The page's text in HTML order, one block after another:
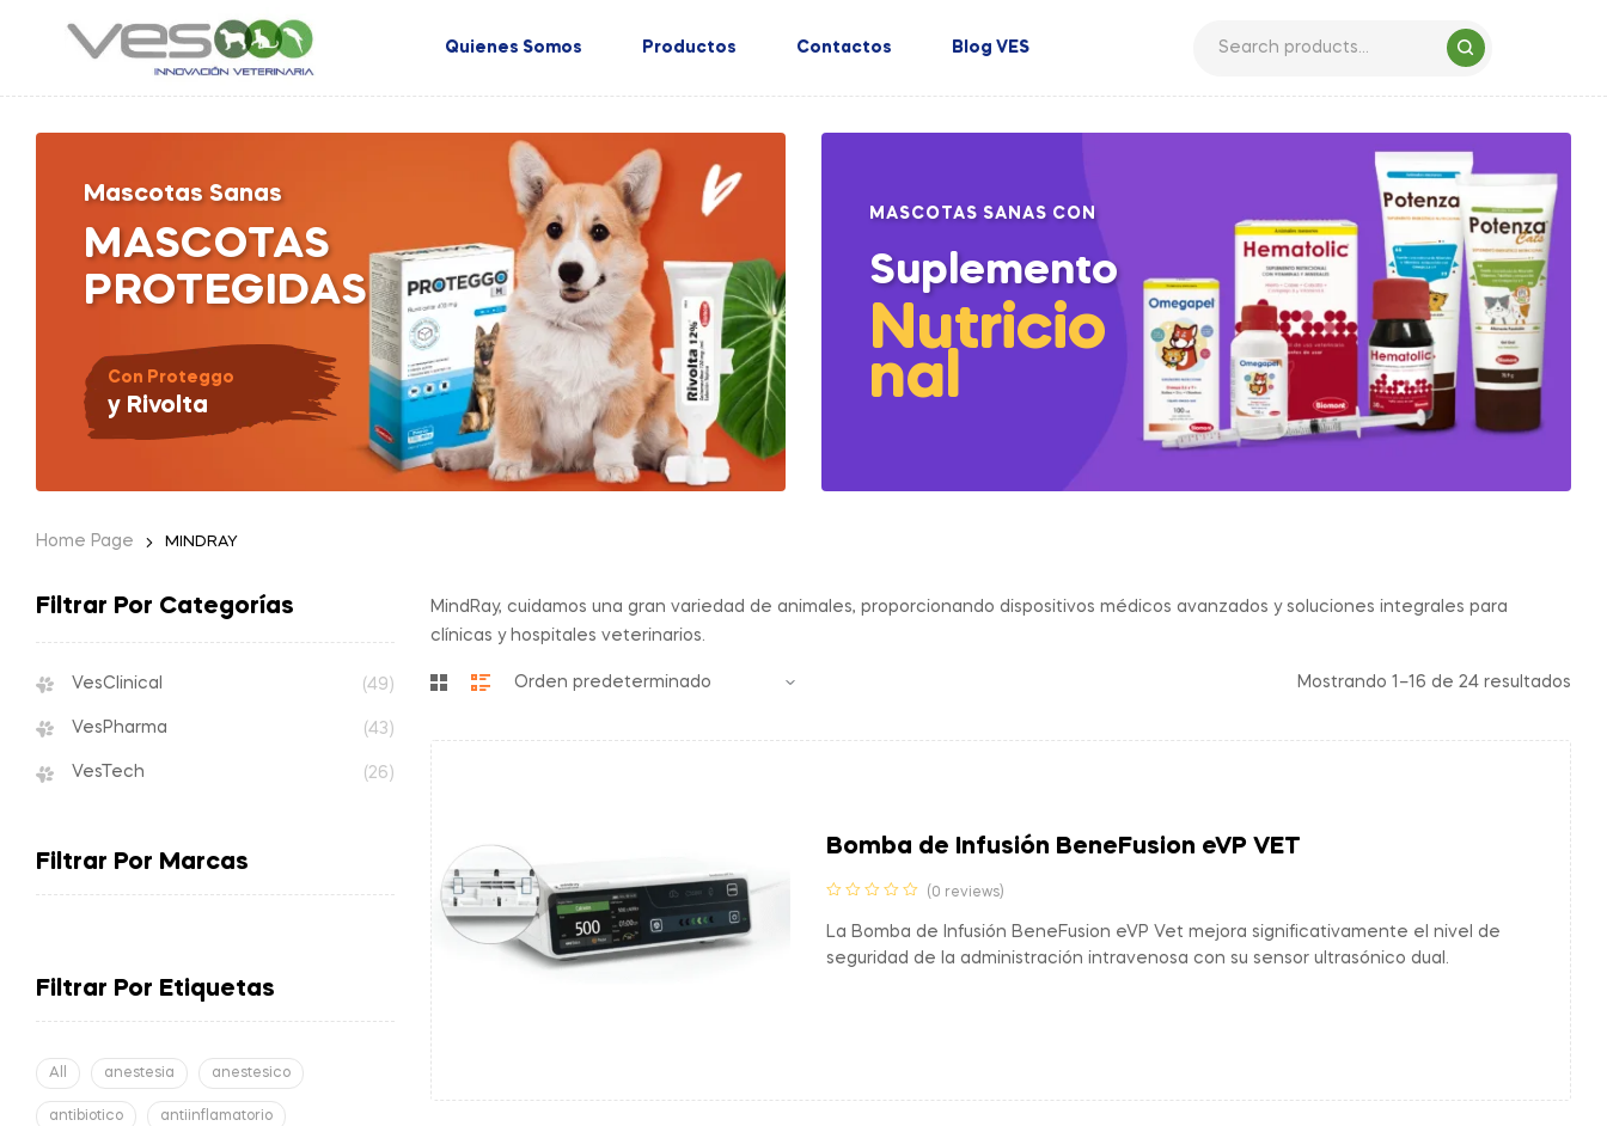
Quienes Somos Productos Contactos Blog VES
MASCOTAS
PROTEGIDAS
Mascotas Sanas
Con Proteggo
y Rivolta
MASCOTAS SANAS CON
Suplemento
Nutricio
nal
Home Page MINDRAY
MindRay, cuidamos una gran variedad de animales, proporcionando dispositivos médicos avanzados y soluciones integrales para
clínicas y hospitales veterinarios.
Mostrando 1–16 de 24 resultados
Bomba de Infusión BeneFusion eVP VET
(0 reviews)
La Bomba de Infusión BeneFusion eVP Vet mejora significativamente el nivel de
seguridad de la administración intravenosa con su sensor ultrasónico dual.
Filtrar Por Categorías
VesClinical (49)
VesPharma (43)
VesTech (26)
Filtrar Por Marcas
Filtrar Por Etiquetas
All anestesia anestesico
antibiotico antiinflamatorio